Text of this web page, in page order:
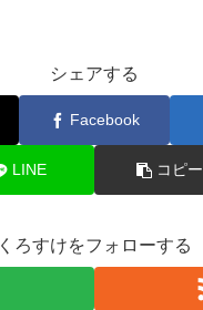
シェアする
Facebook
LINE コピー
くろすけをフォローする